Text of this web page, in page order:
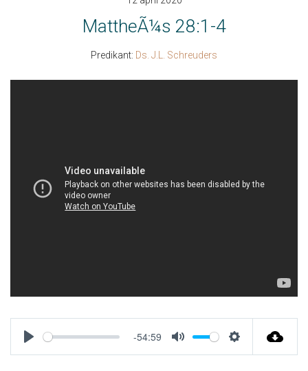
MattheÃ¼s 28:1-4
Predikant: Ds. J.L. Schreuders
Play
-54:59
Mute Settings